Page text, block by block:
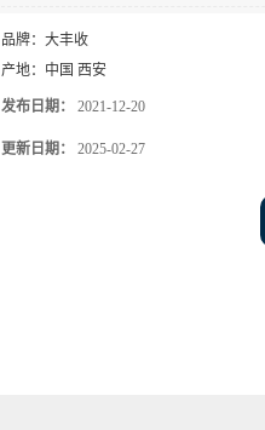
品牌： 大丰收
产地： 中国 西安
发布日期： 2021-12-20
更新日期： 2025-02-27